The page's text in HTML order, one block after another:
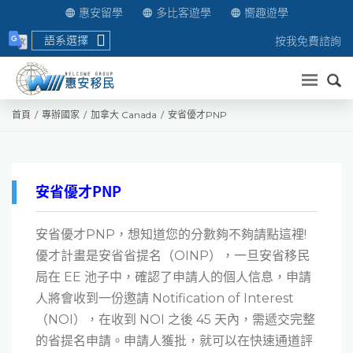
惠安留學 多比客遊學
嚮趣遊學
語系選擇
按我免費諮詢
送出
首頁 專辦國家 加拿大 Canada 安省優才PNP
安省優才PNP
安省優才PNP，想知道您的分數夠不夠請點這裡!
優才計畫是安省省提名（OINP），一旦安省移民
局在 EE 池子中，確認了申請人的個人信息，申請
人將會收到一份邀請 Notification of Interest
（NOI），在收到 NOI 之後 45 天內，需遞交完整
的省提名申請。申請人獲批，就可以在快速通道評